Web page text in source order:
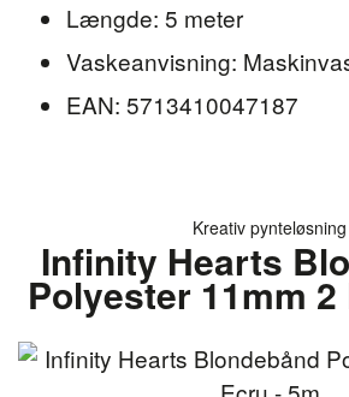
Længde: 5 meter
Vaskeanvisning:
EAN: 5713410047187
Kreativ pynteløsning
Infinity Hearts
Polyester 11mm 2